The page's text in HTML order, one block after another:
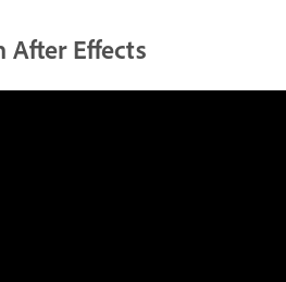
After Effects